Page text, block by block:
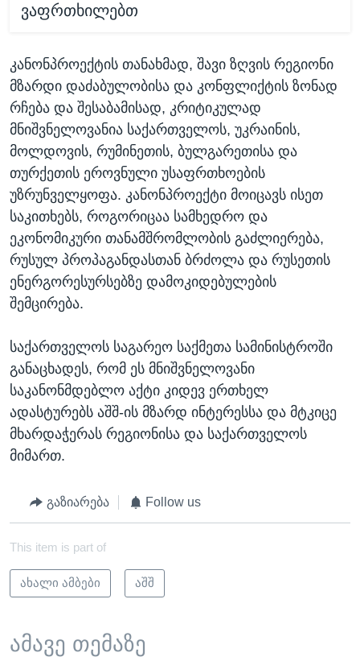
ვაფრთხილებთ
კანონპროექტის თანახმად, შავი ზღვის რეგიონი
მზარდი დაძაბულობისა და კონფლიქტის ზონად
რჩება და შესაბამისად, კრიტიკულად
მნიშვნელოვანია საქართველოს, უკრაინის,
მოლდოვის, რუმინეთის, ბულგარეთისა და
თურქეთის ეროვნული უსაფრთხოების
უზრუნველყოფა. კანონპროექტი მოიცავს ისეთ
საკითხებს, როგორიცაა სამხედრო და
ეკონომიკური თანამშრომლობის გაძლიერება,
რუსულ პროპაგანდასთან ბრძოლა და რუსეთის
ენერგორესურსებზე დამოკიდებულების
შემცირება.
საქართველოს საგარეო საქმეთა სამინისტროში
განაცხადეს, რომ ეს მნიშვნელოვანი
საკანონმდებლო აქტი კიდევ ერთხელ
ადასტურებს აშშ-ის მზარდ ინტერესსა და მტკიცე
მხარდაჭერას რეგიონისა და საქართველოს
მიმართ.
გაზიარება Follow us
This item is part of
ახალი ამბები აშშ
ამავე თემაზე